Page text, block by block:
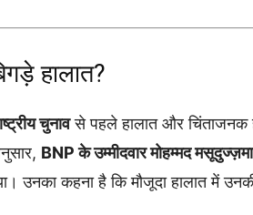
हालात?
चुनावसे पहले हालात और चिंताजनक
BNP के उम्मीदवार मोहम्मद
उनका कहना है कि मौजूदा हालात में